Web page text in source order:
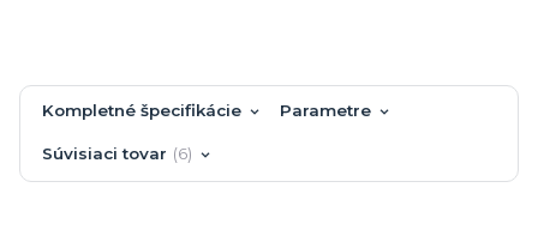
Kompletné špecifikácie Parametre
Súvisiaci tovar 6